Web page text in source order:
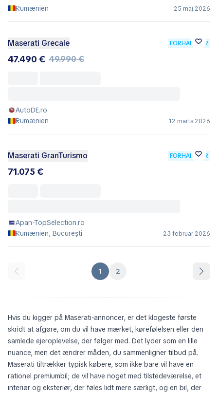
Rumænien
25 maj 2026
Maserati Grecale FORHANDLER
47.490 € 49.990 €
AutoDE.ro
Rumænien
12 marts 2026
Maserati GranTurismo FORHANDLER
71.075 €
Apan-TopSelection.ro
Rumænien, București
23 februar 2026
1 2
Hvis du kigger på Maserati-annoncer, er det klogeste første
skridt at afgøre, om du vil have mærket, kørefølelsen eller den
samlede ejeroplevelse, der følger med. Det lyder som en lille
nuance, men det ændrer måden, du sammenligner tilbud på.
Maserati tiltrækker typisk købere, som ikke bare vil have en
rationel premiumbil; de vil have noget med tilstedeværelse, et
interiør og eksteriør, der føles lidt mere særligt, og en bil, der